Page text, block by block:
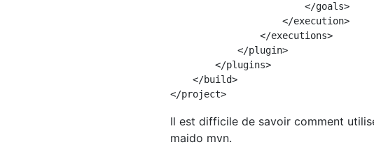
                        </goals>
                    </execution>
                </executions>
            </plugin>
        </plugins>
    </build>
Il est difficile de savoir comment
maido mvn.